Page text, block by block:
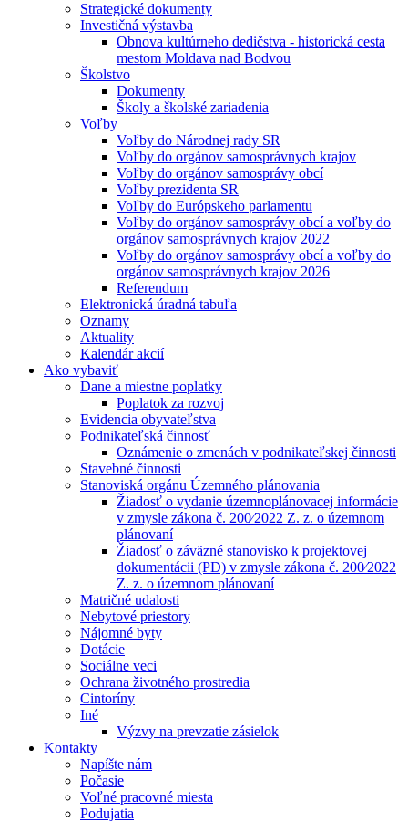
Strategické dokumenty
Investičná výstavba
Obnova kultúrneho dedičstva - historická cesta
mestom Moldava nad Bodvou
Školstvo
Dokumenty
Školy a školské zariadenia
Voľby
Voľby do Národnej rady SR
Voľby do orgánov samosprávnych krajov
Voľby do orgánov samosprávy obcí
Voľby prezidenta SR
Voľby do Európskeho parlamentu
Voľby do orgánov samosprávy obcí a voľby do
orgánov samosprávnych krajov 2022
Voľby do orgánov samosprávy obcí a voľby do
orgánov samosprávnych krajov 2026
Referendum
Elektronická úradná tabuľa
Oznamy
Aktuality
Kalendár akcií
Ako vybaviť
Dane a miestne poplatky
Poplatok za rozvoj
Evidencia obyvateľstva
Podnikateľská činnosť
Oznámenie o zmenách v podnikateľskej činnosti
Stavebné činnosti
Stanoviská orgánu Územného plánovania
Žiadosť o vydanie územnoplánovacej informácie
v zmysle zákona č. 200⁄2022 Z. z. o územnom
plánovaní
Žiadosť o záväzné stanovisko k projektovej
dokumentácii (PD) v zmysle zákona č. 200⁄2022
Z. z. o územnom plánovaní
Matričné udalosti
Nebytové priestory
Nájomné byty
Dotácie
Sociálne veci
Ochrana životného prostredia
Cintoríny
Iné
Výzvy na prevzatie zásielok
Kontakty
Napíšte nám
Počasie
Voľné pracovné miesta
Podujatia